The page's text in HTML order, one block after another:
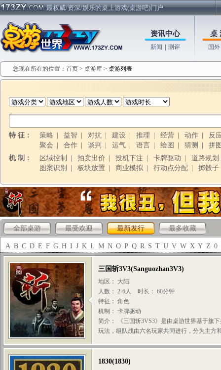
最权威/资深/娱乐的桌上游戏(桌游吧)门户
资讯中心
新闻 测评
桌
国外
您现在所在的位置： 首页 > 桌游库 > 桌游列表
特 征： 策略 益智 对抗 建设 推理 经营 动作
反
聚会
合作 谈判 运气 语言 绘图 猜测
拼
机 制：
区域控制 拍卖出价 投机下注 卡牌驱动
道路规划
图案识别
板块放置 商业模拟 行动点分配 掷骰子
全部桌游 最受欢迎 最新发行 最多收藏
A B C D E F G H I J K L M N O P Q R S T U V W X Y Z 0
三国斩3V3(Sanguozhan3V3)
地区： 大陆
人数： 2-6人
时长： 60分钟
特征： 角色
机制： 卡牌驱动
简介： 《三国斩3VS3》是由桌游世界基于旗
玩法，组队战由六名玩家共同进行，分为主方
1830(1830)